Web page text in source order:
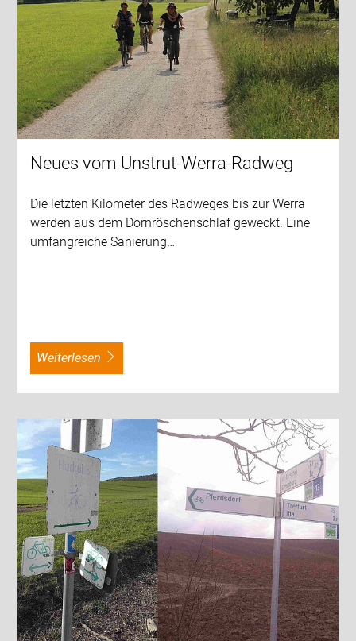
Neues vom Unstrut-Werra-Radweg
Die letzten Kilometer des Radweges bis zur Werra
werden aus dem Dornröschenschlaf geweckt. Eine
umfangreiche Sanierung…
weiterlesen